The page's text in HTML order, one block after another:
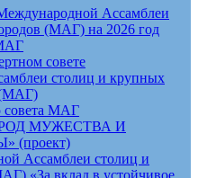
Ассамблеи
(МАГ) на 2026 год
совете
столиц и крупных
(МАГ)
совета МАГ
МУЖЕСТВА И
(проект)
Ассамблеи столиц и
«За вклад в устойчивое